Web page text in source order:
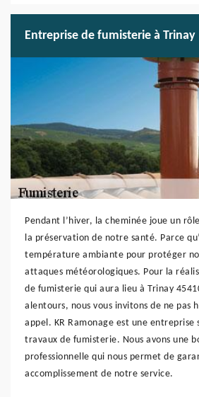
Entreprise de fumisterie à Trinay
Pendant l’hiver, la cheminée joue un
la préservation de notre santé. Parce
température ambiante pour protéger
attaques météorologiques. Pour la
de fumisterie qui aura lieu à Trinay
alentours, nous vous invitons de ne pas
appel. KR Ramonage est une entreprise
travaux de fumisterie. Nous avons une
professionnelle qui nous permet de
accomplissement de notre service.